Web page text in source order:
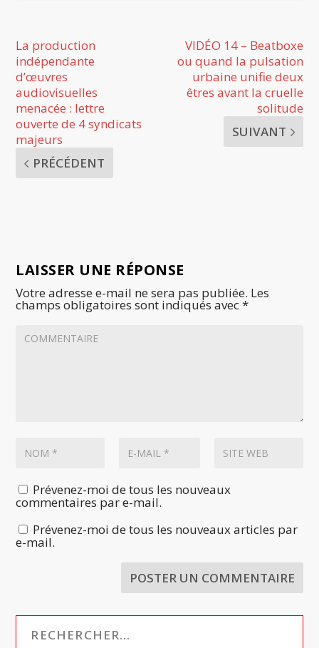
La production
indépendante
d’œuvres
audiovisuelles
menacée : lettre
ouverte de 4 syndicats
majeurs
PRÉCÉDENT
VIDÉO 14 – Beatboxe
ou quand la pulsation
urbaine unifie deux
êtres avant la cruelle
solitude
SUIVANT
LAISSER UNE RÉPONSE
Votre adresse e-mail ne sera pas publiée. Les
champs obligatoires sont indiqués avec*
Prévenez-moi de tous les nouveaux
commentaires par e-mail.
Prévenez-moi de tous les nouveaux articles par
e-mail.